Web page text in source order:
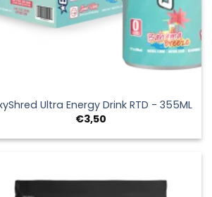
Ultra Energy Drink RTD - 355ML
€3,50